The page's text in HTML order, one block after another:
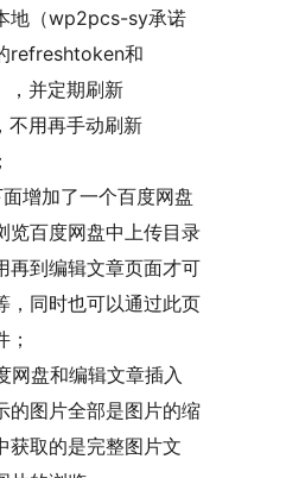
地（wp2pcs-sy承诺
refreshtoken和
并定期刷新
用再手动刷新
增加了一个百度网盘
览百度网盘中上传目录
再到编辑文章页面才可
，同时也可以通过此页
网盘和编辑文章插入
的图片全部是图片的缩
获取的是完整图片文